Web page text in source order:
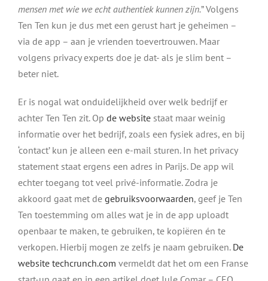
mensen met wie we echt authentiek kunnen zijn.” Volgens
Ten Ten kun je dus met een gerust hart je geheimen –
via de app – aan je vrienden toevertrouwen. Maar
volgens privacy experts doe je dat- als je slim bent –
beter niet.
Er is nogal wat onduidelijkheid over welk bedrijf er
achter Ten Ten zit. Op de website staat maar weinig
informatie over het bedrijf, zoals een fysiek adres, en bij
‘contact’ kun je alleen een e-mail sturen. In het privacy
statement staat ergens een adres in Parijs. De app wil
echter toegang tot veel privé-informatie. Zodra je
akkoord gaat met de gebruiksvoorwaarden, geef je Ten
Ten toestemming om alles wat je in de app uploadt
openbaar te maken, te gebruiken, te kopiëren én te
verkopen. Hierbij mogen ze zelfs je naam gebruiken. De
website techcrunch.com vermeldt dat het om een Franse